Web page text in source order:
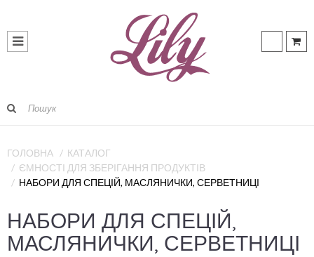
ГОЛОВНА
КАТАЛОГ
ЄМНОСТІ ДЛЯ ЗБЕРІГАННЯ ПРОДУКТІВ
НАБОРИ ДЛЯ СПЕЦІЙ, МАСЛЯНИЧКИ, СЕРВЕТНИЦІ
НАБОРИ ДЛЯ СПЕЦІЙ,
МАСЛЯНИЧКИ, СЕРВЕТНИЦІ